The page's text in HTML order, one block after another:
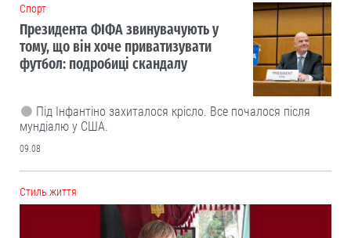
Cпорт
Президента ФІФА звинувачують у
тому, що він хоче приватизувати
футбол: подробиці скандалу
Під Інфантіно захиталося крісло. Все почалося після
мундіалю у США.
09.08
Cтиль життя